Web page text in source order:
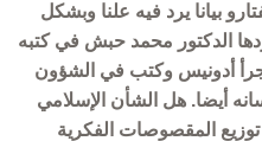
بيانا يرد فيه علنا وبشكل
الدكتور محمد حبش في كتبه
تجرأ أدونيس وكتب في الشؤون
أيضا. هل الشأن الإسلامي
المقصوصات الفكرية